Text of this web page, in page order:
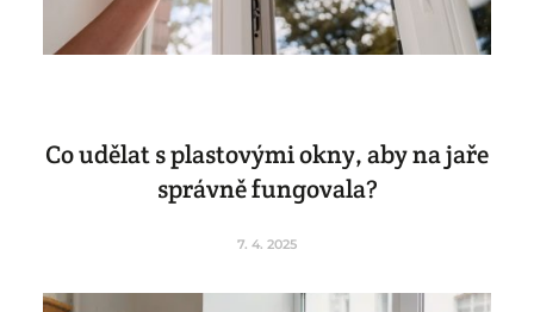
Co udělat s plastovými okny, aby na jaře
správně fungovala?
7. 4. 2025